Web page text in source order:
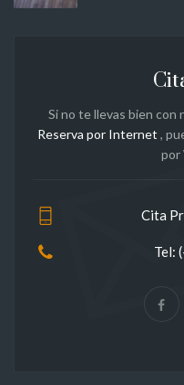
Si no te llevas bien con
Reserva por Internet ,
por
Cita
Tel: